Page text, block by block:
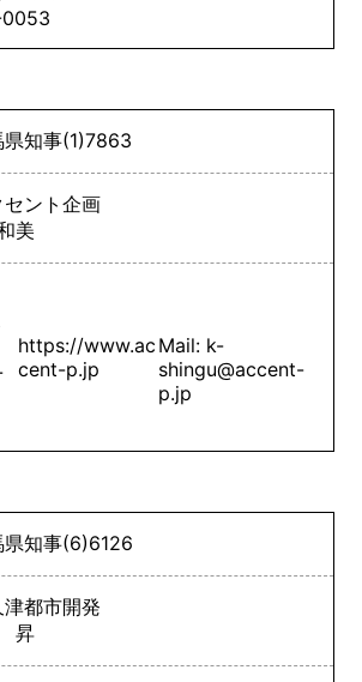
県知事(1)7863
ント企画
美
https://www.ac
cent-p.jp
Mail: k-
shingu@accent-
p.jp
県知事(6)6126
都市開発
昇